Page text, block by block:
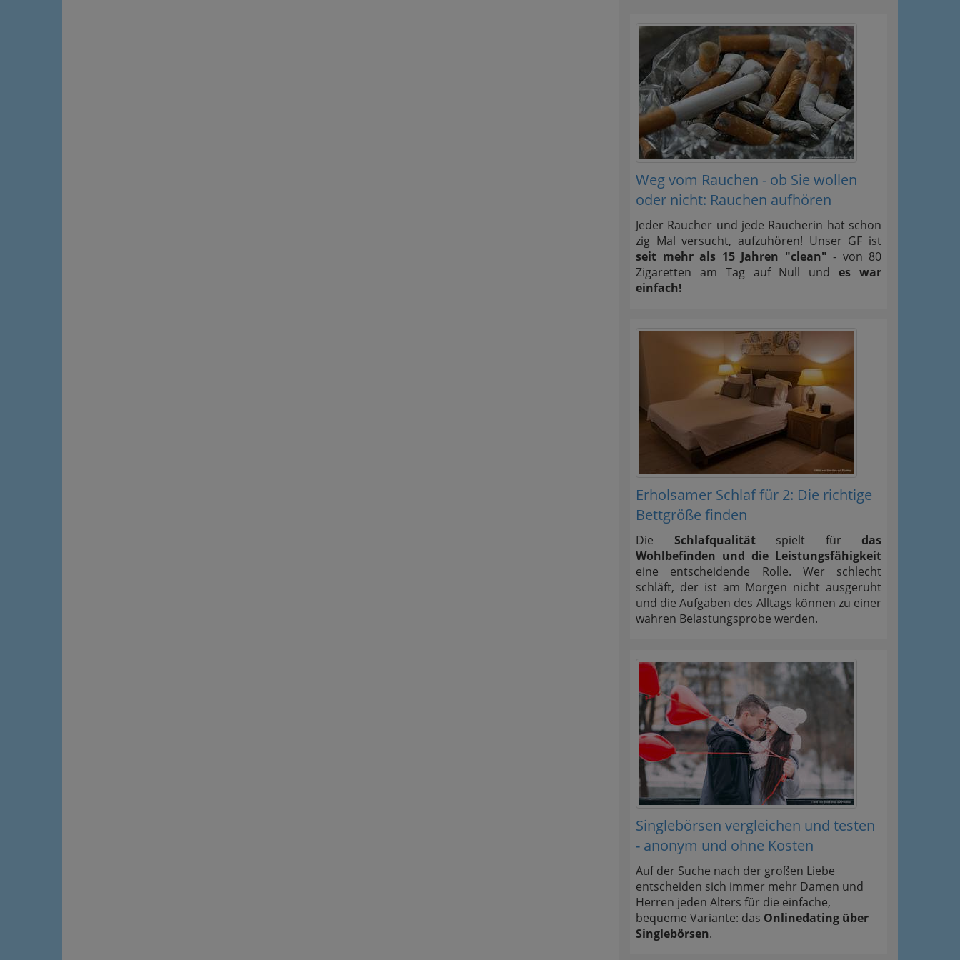
Weg vom Rauchen - ob Sie wollen
oder nicht: Rauchen aufhören
Jeder Raucher und jede Raucherin hat schon
zig Mal versucht, aufzuhören! Unser GF ist
seit mehr als 15 Jahren "clean" - von 80
Zigaretten am Tag auf Null undes war
einfach!
Erholsamer Schlaf für 2: Die richtige
Bettgröße finden
Die Schlafqualitätspielt für das
Wohlbefinden und die Leistungsfähigkeit
eine entscheidende Rolle. Wer schlecht
schläft, der ist am Morgen nicht ausgeruht
und die Aufgaben des Alltags können zu einer
wahren Belastungsprobe werden.
Singlebörsen vergleichen und testen
- anonym und ohne Kosten
Auf der Suche nach der großen Liebe
entscheiden sich immer mehr Damen und
Herren jeden Alters für die einfache,
bequeme Variante: das Onlinedating über
Singlebörsen.